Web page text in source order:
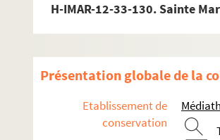
H-IMAR-12-33-130. Sainte
Présentation globale de la
Etablissement de
conservation
H-IMAR-12-32-116. Sainte
H-IMAR-12-33-118. Sainte
H-IMAR-12-33-119. Sainte